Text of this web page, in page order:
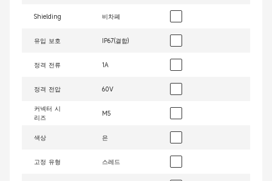
Shielding 비차폐
유입 보호 IP67(결합)
정격 전류 1A
정격 전압 60V
커넥터 시
리즈
M5
색상 은
고정 유형 스레드